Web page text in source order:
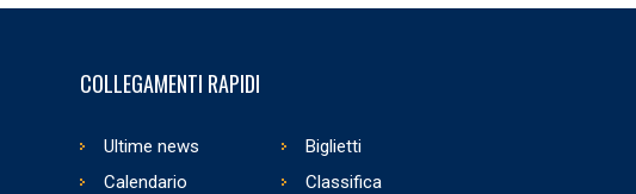
COLLEGAMENTI RAPIDI
Ultime news
Biglietti
Calendario
Classifica